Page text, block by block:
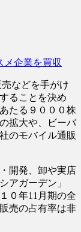
メ企業を買収
などを手がけ
ることを決め
たる９０００株
拡大や、ビーバ
のモバイル通販
開発、卸や実店
アガーデン」
０年11月期の全
売の占有率は非